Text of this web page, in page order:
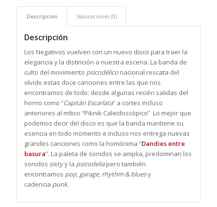
Descripción Valoraciones (0)
Descripción
Los Negativos vuelven con un nuevo disco para traer la
elegancia y la distinción a nuestra escena. La banda de
culto del movimiento psicodéliconacional rescata del
olvido estas doce canciones entre las que nos
encontramos de todo: desde algunas recién salidas del
horno como “Capitán Escarlata” a cortes incluso
anteriores al mítico “Piknik Caleidoscópico” Lo mejor que
podemos decir del disco es que la banda mantiene su
esencia en todo momento e incluso nos entrega nuevas
grandes canciones como la homónima “Dandies entre
basura”. La paleta de sonidos se amplia, predominan los
sonidos sixtyy la psicodeliapero también
encontramos pop, garage, rhythm & bluesy
cadencia punk.